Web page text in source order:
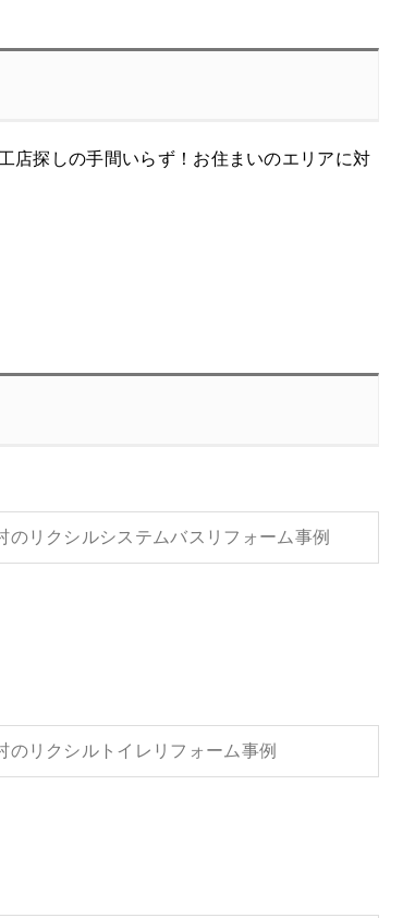
店探しの手間いらず！お住まいのエリアに対
のリクシルシステムバスリフォーム事例
のリクシルトイレリフォーム事例